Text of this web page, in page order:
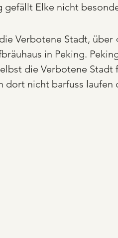
gefällt Elke nicht
Verbotene Stadt,
in Peking.
die Verbotene Stadt
dort nicht barfuss